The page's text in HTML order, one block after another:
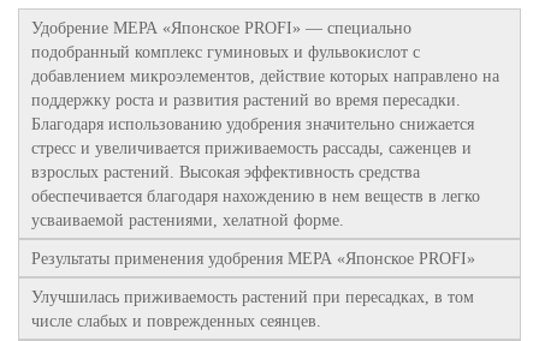
Удобрение МЕРА «Японское PROFI» — специально
подобранный комплекс гуминовых и фульвокислот с
добавлением микроэлементов, действие которых направлено на
поддержку роста и развития растений во время пересадки.
Благодаря использованию удобрения значительно снижается
стресс и увеличивается приживаемость рассады, саженцев и
взрослых растений. Высокая эффективность средства
обеспечивается благодаря нахождению в нем веществ в легко
усваиваемой растениями, хелатной форме.
Результаты применения удобрения МЕРА «Японское PROFI»
Улучшилась приживаемость растений при пересадках, в том
числе слабых и поврежденных сеянцев.